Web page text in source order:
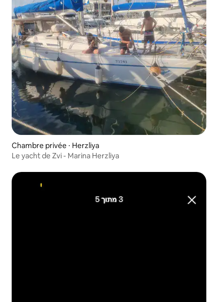
Chambre privée ⋅ Herzliya
Le yacht de Zvi - Marina Herzliya